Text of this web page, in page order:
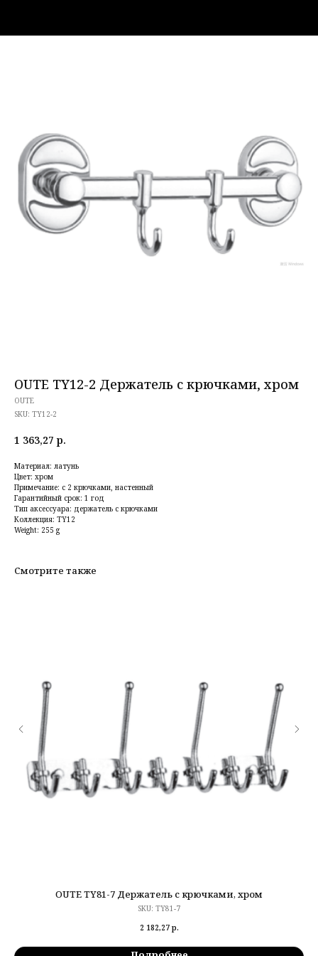
OUTE TY12-2 Держатель с крючками, хром
OUTE
SKU: TY12-2
1 363,27 р.
Материал: латунь
Цвет: хром
Примечание: с 2 крючками, настенный
Гарантийный срок: 1 год
Тип аксессуара: держатель с крючками
Коллекция: TY12
Weight: 255 g
Смотрите также
OUTE TY81-7 Держатель с крючками, хром
SKU: TY81-7
2 182,27 р.